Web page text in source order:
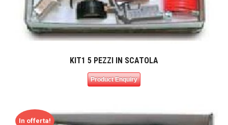
KIT1 5 PEZZI IN SCATOLA
Product Enquiry
In offerta!